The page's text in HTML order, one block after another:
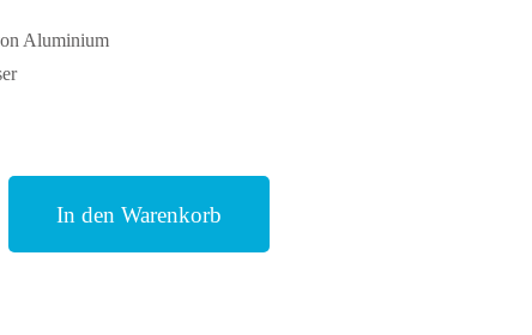
Aluminium
In den Warenkorb